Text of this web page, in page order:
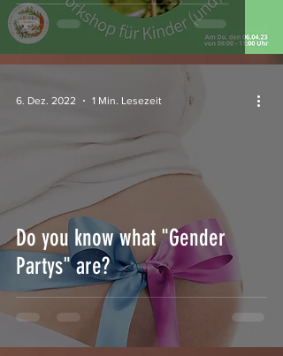
Do you know what "Gender
Partys" are?
6. Dez. 2022 1 Min. Lesezeit